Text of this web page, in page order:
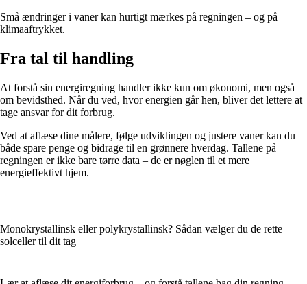
Små ændringer i vaner kan hurtigt mærkes på regningen – og på
klimaaftrykket.
Fra tal til handling
At forstå sin energiregning handler ikke kun om økonomi, men også
om bevidsthed. Når du ved, hvor energien går hen, bliver det lettere at
tage ansvar for dit forbrug.
Ved at aflæse dine målere, følge udviklingen og justere vaner kan du
både spare penge og bidrage til en grønnere hverdag. Tallene på
regningen er ikke bare tørre data – de er nøglen til et mere
energieffektivt hjem.
Monokrystallinsk eller polykrystallinsk? Sådan vælger du de rette
solceller til dit tag